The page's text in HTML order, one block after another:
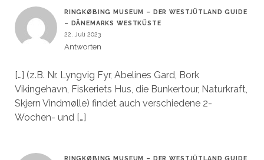
RINGKØBING MUSEUM – DER WESTJÜTLAND GUIDE
– DÄNEMARKS WESTKÜSTE
22. Juli 2023
Antworten
[…] (z.B. Nr. Lyngvig Fyr, Abelines Gard, Bork
Vikingehavn, Fiskeriets Hus, die Bunkertour, Naturkraft,
Skjern Vindmølle) findet auch verschiedene 2-
Wochen- und […]
RINGKØBING MUSEUM – DER WESTJÜTLAND GUIDE